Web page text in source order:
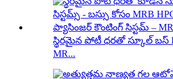
స్థిరమైన పోటీ ధరతో స్కూల్ బస్
MR...